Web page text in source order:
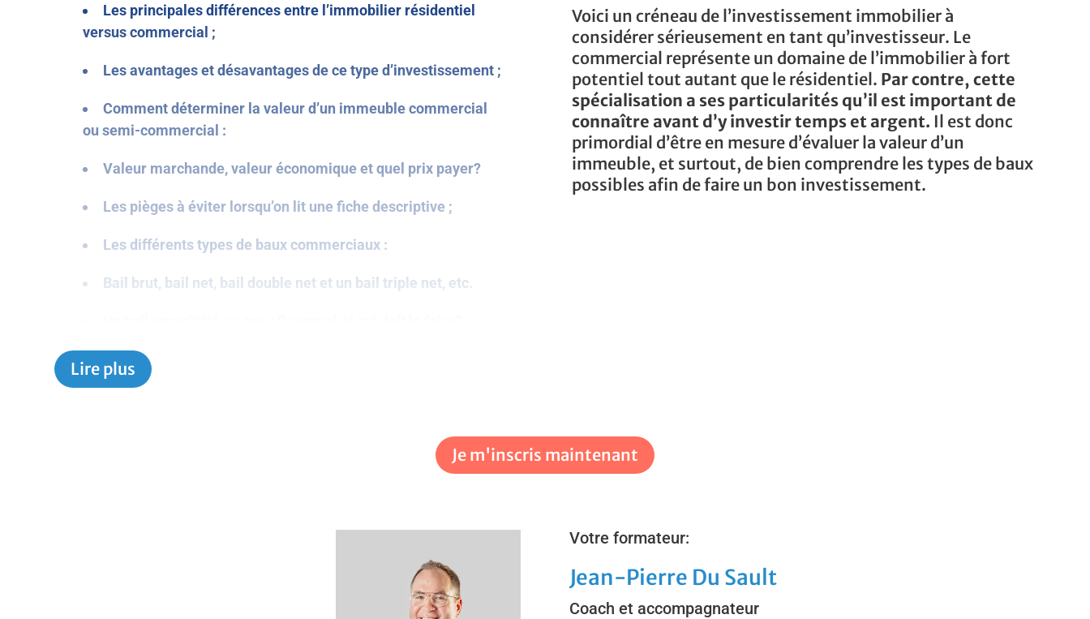
Les principales différences entre l’immobilier résidentiel
versus commercial ;
Les avantages et désavantages de ce type d’investissement ;
Comment déterminer la valeur d’un immeuble commercial
ou semi-commercial :
Valeur marchande, valeur économique et quel prix payer?
Les pièges à éviter lorsqu’on lit une fiche descriptive ;
Les différents types de baux commerciaux :
Bail brut, bail net, bail double net et un bail triple net, etc.
Le financement commercial, comment préparer son dossier ;
Les taux de vacances, période d’amortissement, mise de
La surtaxe pour les non-résidentiels ;
Lire plus
Voici un créneau de l’investissement immobilier à
considérer sérieusement en tant qu’investisseur. Le
commercial représente un domaine de l’immobilier à fort
potentiel tout autant que le résidentiel. Par contre, cette
spécialisation a ses particularités qu’il est important de
connaître avant d’y investir temps et argent. Il est donc
primordial d’être en mesure d’évaluer la valeur d’un
immeuble, et surtout, de bien comprendre les types de baux
possibles afin de faire un bon investissement.
Je m'inscris maintenant
Votre formateur:
Jean-Pierre Du Sault
Coach et accompagnateur